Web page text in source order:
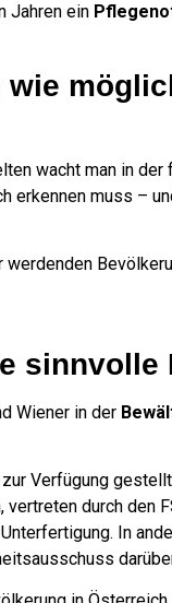
Jahren ein
wie
wacht man in
erkennen muss –
werdenden
sinnvolle
Wiener in der
Verfügung
durch den
In